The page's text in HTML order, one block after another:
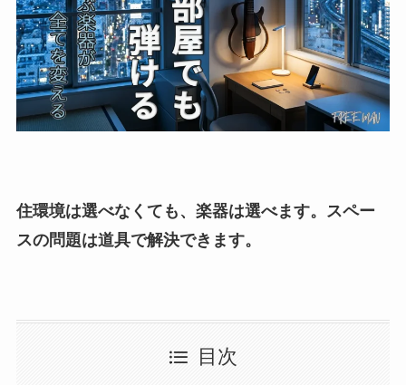
住環境は選べなくても、楽器は選べます。スペー
スの問題は道具で解決できます。
目次